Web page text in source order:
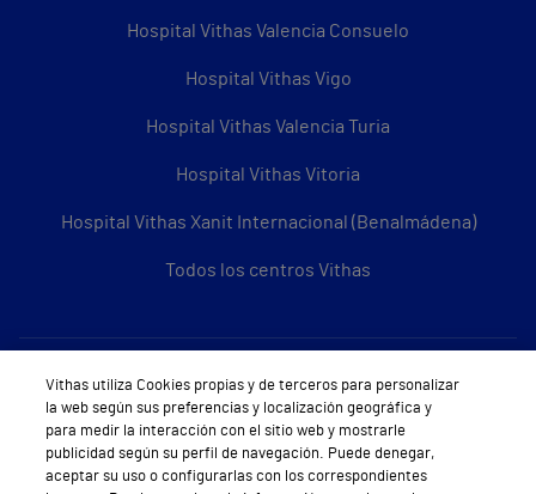
Hospital Vithas Valencia Consuelo
Hospital Vithas Vigo
Hospital Vithas Valencia Turia
Hospital Vithas Vitoria
Hospital Vithas Xanit Internacional (Benalmádena)
Todos los centros Vithas
Sobre Vithas
Quiénes somos
Trabajar en Vithas
Vithas utiliza Cookies propias y de terceros para personalizar
la web según sus preferencias y localización geográfica y
para medir la interacción con el sitio web y mostrarle
publicidad según su perfil de navegación. Puede denegar,
aceptar su uso o configurarlas con los correspondientes